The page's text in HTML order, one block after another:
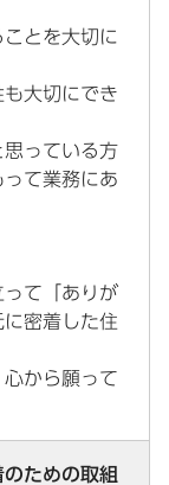
とを大切に
大切にでき
っている方
て業務にあ
って「ありが
密着した住
から願って
ための取組